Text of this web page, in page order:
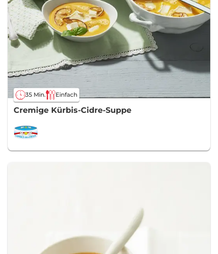
35 Min. Einfach
Cremige Kürbis-Cidre-Suppe